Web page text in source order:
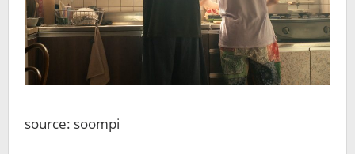
source: soompi